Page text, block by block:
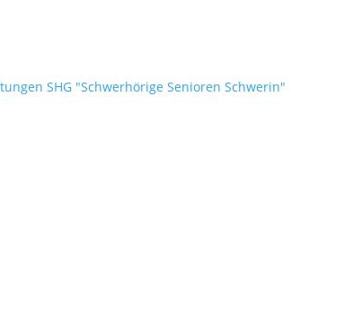
SHG "Schwerhörige Senioren Schwerin"